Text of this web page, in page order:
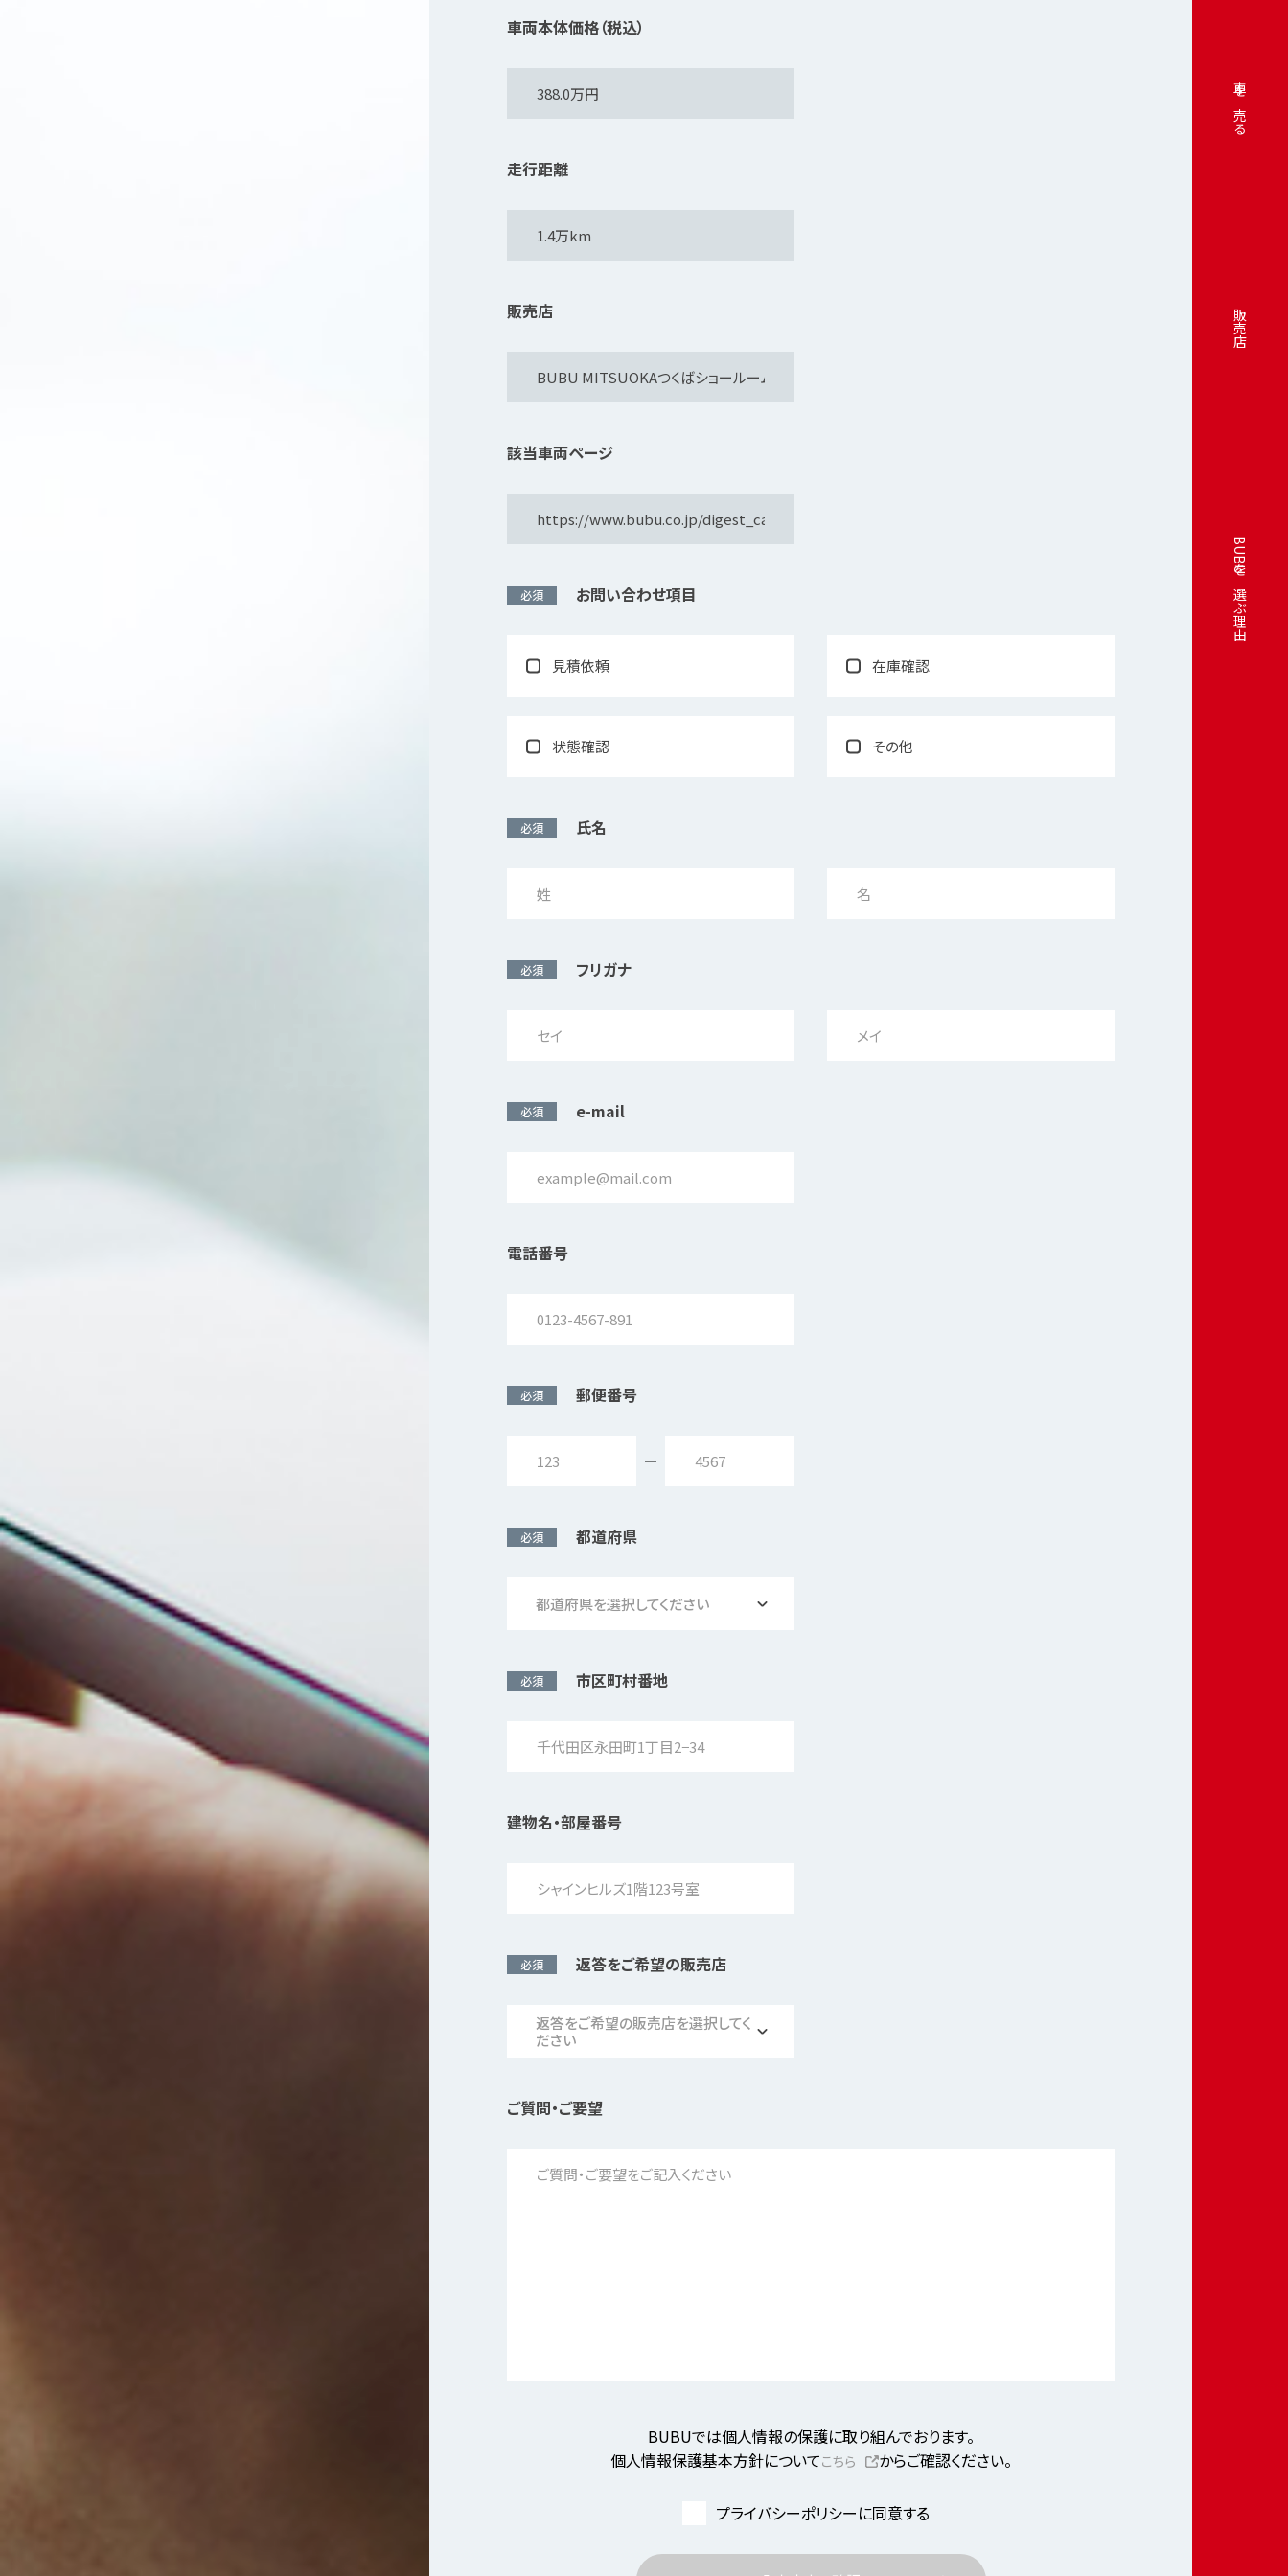
車を売る
販売店
BUBUを選ぶ理由
車両本体価格（税込）
走行距離
販売店
該当車両ページ
必須 お問い合わせ項⽬
見積依頼 在庫確認
状態確認 その他
必須 氏名
必須 フリガナ
必須 e-mail
電話番号
必須 郵便番号
必須 都道府県
都道府県を選択してください
必須 市区町村番地
建物名・部屋番号
必須 返答をご希望の販売店
返答をご希望の販売店を選択してく
ださい
ご質問・ご要望
BUBUでは個人情報の保護に取り組んでおります。
個人情報保護基本方針についてこちら からご確認ください。
プライバシーポリシーに同意する